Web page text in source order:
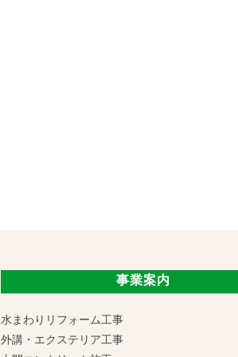
事業案内
水まわりリフォーム工事
外講・エクステリア工事